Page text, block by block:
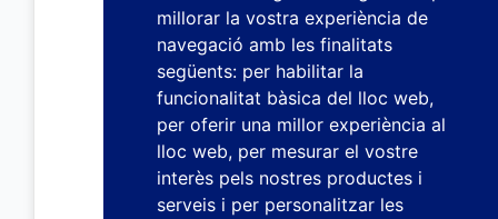
millorar la vostra experiència de
navegació amb les finalitats
següents: per habilitar la
funcionalitat bàsica del lloc web,
per oferir una millor experiència al
lloc web, per mesurar el vostre
interès pels nostres productes i
serveis i per personalitzar les